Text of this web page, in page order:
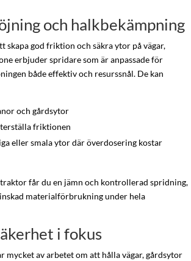
och halkbekämpning
skapa god friktion och säkra ytor på vägar,
erbjuder spridare som är anpassade för
både effektiv och resurssnål. De kan
och gårdsytor
friktionen
eller smala ytor där överdosering kostar
får du en jämn och kontrollerad spridning,
materialförbrukning under hela
i fokus
av arbetet om att hålla vägar, gårdsytor